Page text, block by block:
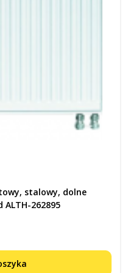
stalowy, dolne
ALTH-262895